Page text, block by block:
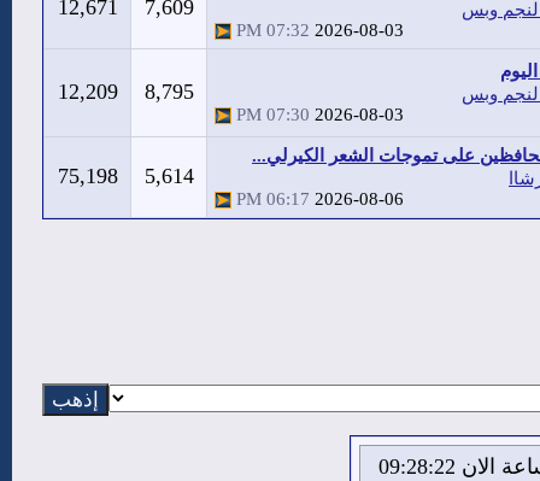
وبس
2026-08-03
07:32 PM
7,609
12,671
وبس
2026-08-03
07:30 PM
8,795
12,209
على تموجات الشعر الكيرلي...
2026-08-06
06:17 PM
5,614
75,198
الاحد 9 من اغسطس 2026 , الساعة الان 09:28:23